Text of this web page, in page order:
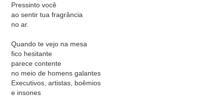
Pressinto você
ao sentir tua fragrância
no ar.
Quando te vejo na mesa
fico hesitante
parece contente
no meio de homens galantes
Executivos, artistas, boêmios
e insones